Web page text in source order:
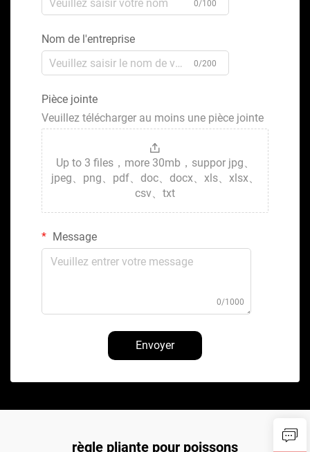
0/100
Nom de l'entreprise
0/200
Pièce jointe
Veuillez télécharger au moins une pièce jointe
Up to 3 files，more 30mb，suppor jpg、
jpeg、png、pdf、doc、docx、xls、xlsx、
csv、txt
Message
0/1000
Envoyer
règle pliante pour poissons